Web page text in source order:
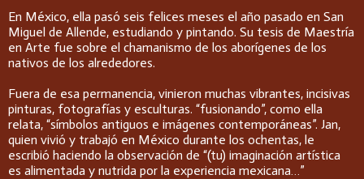
En México, ella pasó seis felices meses el año pasado en San
Miguel de Allende, estudiando y pintando. Su tesis de Maestría
en Arte fue sobre el chamanismo de los aborígenes de los
nativos de los alrededores.
Fuera de esa permanencia, vinieron muchas vibrantes, incisivas
pinturas, fotografías y esculturas. “fusionando”, como ella
relata, “símbolos antiguos e imágenes contemporáneas”. Jan,
quien vivió y trabajó en México durante los ochentas, le
escribió haciendo la observación de “(tu) imaginación artística
es alimentada y nutrida por la experiencia mexicana…”